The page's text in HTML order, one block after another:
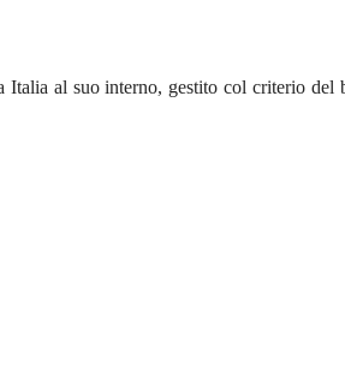
al suo interno, gestito col criterio